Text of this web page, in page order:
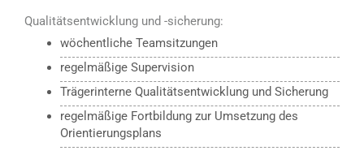
Qualitätsentwicklung und -sicherung:
wöchentliche Teamsitzungen
regelmäßige Supervision
Trägerinterne Qualitätsentwicklung und Sicherung
regelmäßige Fortbildung zur Umsetzung des
Orientierungsplans